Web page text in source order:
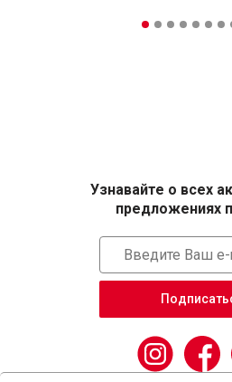
Узнавайте о всех
предложениях